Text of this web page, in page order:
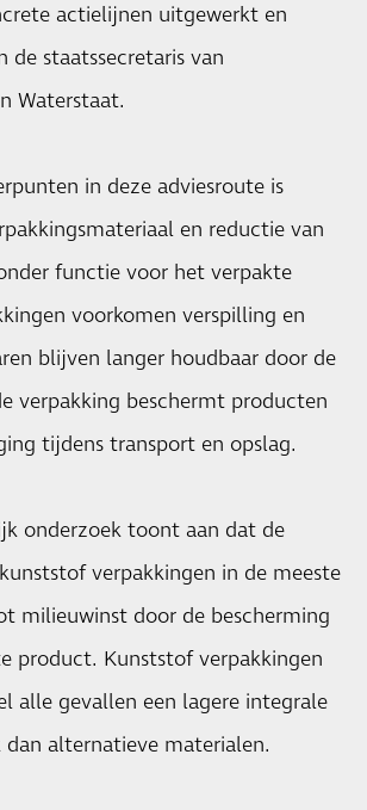
actielijnen uitgewerkt en
de staatssecretaris van
Waterstaat.
in deze adviesroute is
en reductie van
functie voor het verpakte
voorkomen verspilling en
blijven langer houdbaar door de
verpakking beschermt producten
tijdens transport en opslag.
onderzoek toont aan dat de
verpakkingen in de meeste
milieuwinst door de bescherming
product. Kunststof verpakkingen
alle gevallen een lagere integrale
dan alternatieve materialen.